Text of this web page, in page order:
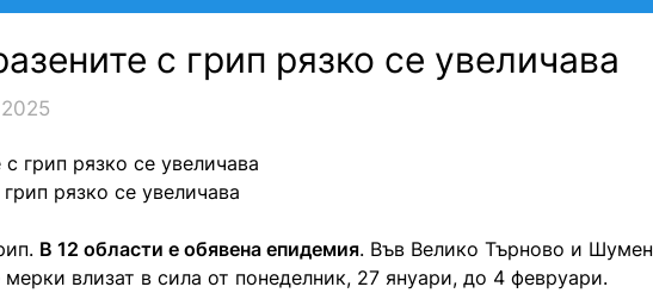
с грип рязко се увеличава
рязко се увеличава
В 12 области е обявена епидемия. Във Велико Търново и Шумен
влизат в сила от понеделник, 27 януари, до 4 февруари.